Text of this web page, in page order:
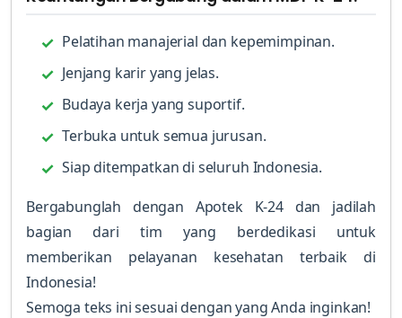
Pelatihan manajerial dan kepemimpinan.
Jenjang karir yang jelas.
Budaya kerja yang suportif.
Terbuka untuk semua jurusan.
Siap ditempatkan di seluruh Indonesia.
Bergabunglah dengan Apotek K-24 dan jadilah
bagian dari tim yang berdedikasi untuk
memberikan pelayanan kesehatan terbaik di
Indonesia!
Semoga teks ini sesuai dengan yang Anda inginkan!